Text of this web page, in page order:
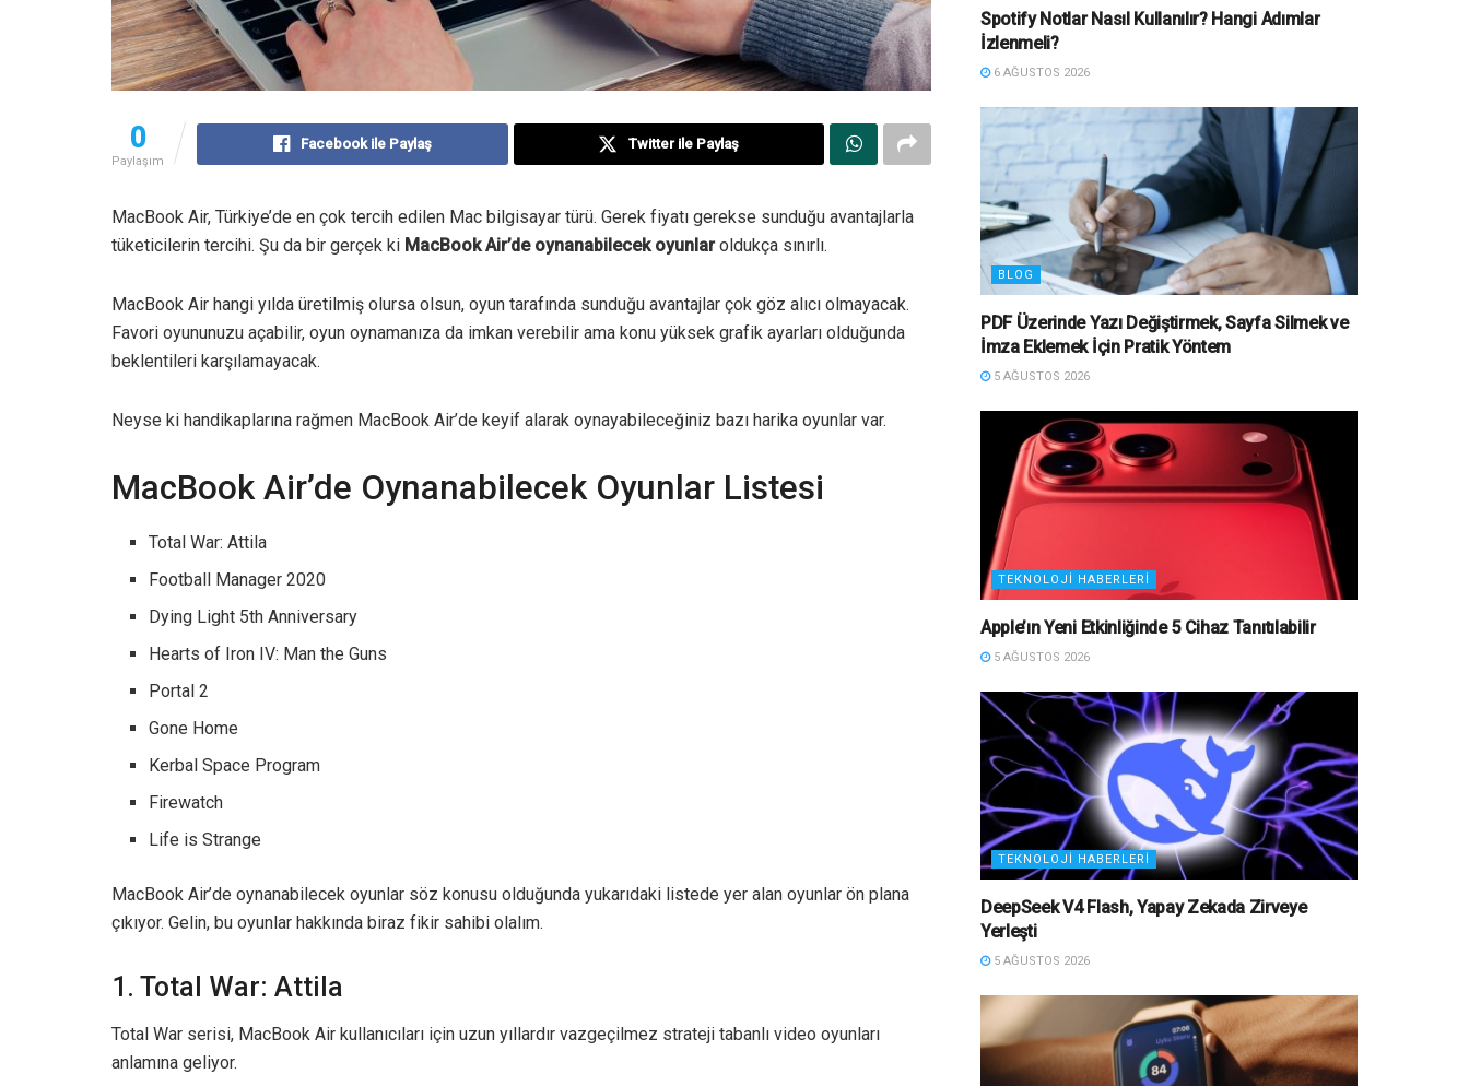
0
Paylaşım
Facebook ile Paylaş Twitter ile Paylaş
MacBook Air, Türkiye’de en çok tercih edilen Mac bilgisayar türü. Gerek fiyatı gerekse sunduğu avantajlarla
tüketicilerin tercihi. Şu da bir gerçek ki MacBook Air’de oynanabilecek oyunlaroldukça sınırlı.
MacBook Air hangi yılda üretilmiş olursa olsun, oyun tarafında sunduğu avantajlar çok göz alıcı olmayacak.
Favori oyununuzu açabilir, oyun oynamanıza da imkan verebilir ama konu yüksek grafik ayarları olduğunda
beklentileri karşılamayacak.
Neyse ki handikaplarına rağmen MacBook Air’de keyif alarak oynayabileceğiniz bazı harika oyunlar var.
MacBook Air’de Oynanabilecek Oyunlar Listesi
Total War: Attila
Football Manager 2020
Dying Light 5th Anniversary
Hearts of Iron IV: Man the Guns
Portal 2
Gone Home
Kerbal Space Program
Firewatch
Life is Strange
MacBook Air’de oynanabilecek oyunlar söz konusu olduğunda yukarıdaki listede yer alan oyunlar ön plana
çıkıyor. Gelin, bu oyunlar hakkında biraz fikir sahibi olalım.
1. Total War: Attila
Total War serisi, MacBook Air kullanıcıları için uzun yıllardır vazgeçilmez strateji tabanlı video oyunları
anlamına geliyor.
Spotify Notlar Nasıl Kullanılır? Hangi Adımlar
İzlenmeli?
6 AĞUSTOS 2026
BLOG
PDF Üzerinde Yazı Değiştirmek, Sayfa Silmek ve
İmza Eklemek İçin Pratik Yöntem
5 AĞUSTOS 2026
TEKNOLOJI HABERLERI
Apple’ın Yeni Etkinliğinde 5 Cihaz Tanıtılabilir
5 AĞUSTOS 2026
TEKNOLOJI HABERLERI
DeepSeek V4 Flash, Yapay Zekada Zirveye
Yerleşti
5 AĞUSTOS 2026